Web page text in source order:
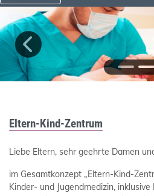
Eltern-Kind-Zentrum
Liebe Eltern, sehr geehrte Damen
im Gesamtkonzept „Eltern-Kind-
Kinder- und Jugendmedizin,